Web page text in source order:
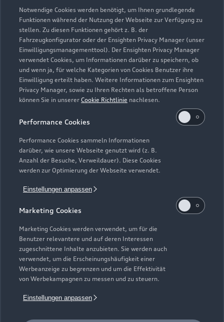
Notwendige Cookies werden benötigt, um Ihnen grundlegende
Funktionen während der Nutzung der Webseite zur Verfügung zu
stellen. Zu diesen Funktionen gehört z. B. der
Fahrzeugkonfigurator oder der Ensighten Privacy Manager (unser
Einwilligungsmanagementtool). Der Ensighten Privacy Manager
verwendet Cookies, um Informationen darüber zu speichern, ob
und wenn ja, für welche Kategorien von Cookies Benutzer ihre
Einwilligung erteilt haben. Weitere Informationen zum Ensighten
Privacy Manager, sowie zu Ihren Rechten als betroffene Person
können Sie in unserer Cookie Richtlinie nachlesen.
Performance Cookies
Performance Cookies sammeln Informationen
darüber, wie unsere Webseite genutzt wird (z. B.
Anzahl der Besuche, Verweildauer). Diese Cookies
werden zur Optimierung der Webseite verwendet.
Einstellungen anpassen
Marketing Cookies
Marketing Cookies werden verwendet, um für die
Benutzer relevantere und auf deren Interessen
zugeschnittene Inhalte anzubieten. Sie werden auch
verwendet, um die Erscheinungshäufigkeit einer
Werbeanzeige zu begrenzen und um die Effektivität
von Werbekampagnen zu messen und zu steuern.
Einstellungen anpassen
Zurück nach oben
Modelle
Elektromodelle
Plug-in-Hybride
Neuwagensuche
Gebrauchtwagensuche
Geschäftskunden
Service & Zubehör
Saisonale Angebote
Audi Services
Garantie
Audi digital services
myAudi
Support
Audi Code
Häufige Fragen (FAQ)
Audi Online Beratung
Online-Terminvereinbarung
Servicekontakt
Über Audi
Unternehmen
Karriere
Investor Relations
© 2026 AUDI AG. Alle Rechte vorbehalten
Impressum Rechtliches